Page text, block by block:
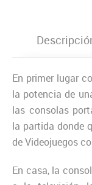
En primer lugar
la potencia de
las consolas
la partida donde
de Videojuegos
En casa, la